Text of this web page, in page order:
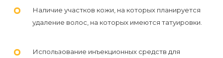
Наличие участков кожи, на которых планируется
удаление волос, на которых имеются татуировки.
Использование инъекционных средств для